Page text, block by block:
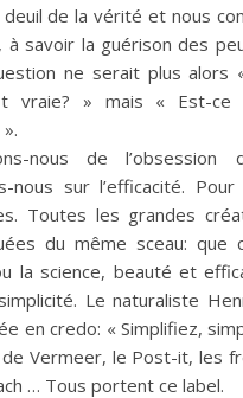
de la vérité et nous
à savoir la guérison des
ne serait plus alors
vraie? » mais « Est-ce
nous de
nous sur l’efficacité.
Toutes les grandes
du même sceau: que
la science, beauté et
Le naturaliste
en credo: « Simplifiez,
Vermeer, le Post-it, les
… Tous portent ce label.